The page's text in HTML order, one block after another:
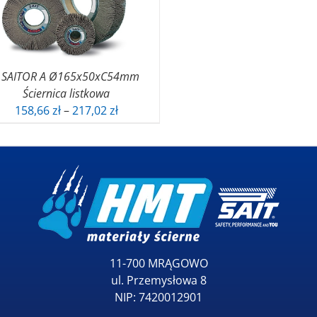
203,29 zł
A Ø165x50xC54mm
Ściernica listkowa
158,66zł–217,02złZakres
od
do
217,02 zł
11-700 MRĄGOWO
ul. Przemysłowa 8
NIP: 7420012901